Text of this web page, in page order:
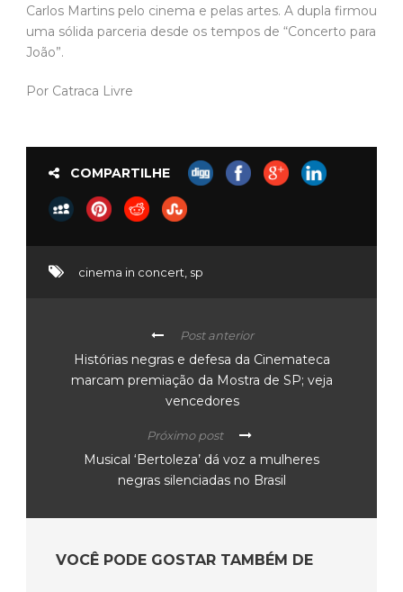
Carlos Martins pelo cinema e pelas artes. A dupla firmou
uma sólida parceria desde os tempos de “Concerto para
João”.
Por Catraca Livre
COMPARTILHE
cinema in concert sp
Post anterior
Histórias negras e defesa da Cinemateca
marcam premiação da Mostra de SP; veja
vencedores
Próximo post
Musical ‘Bertoleza’ dá voz a mulheres
negras silenciadas no Brasil
VOCÊ PODE GOSTAR TAMBÉM DE